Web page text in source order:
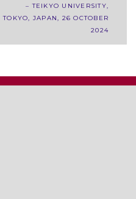
– TEIKYO UNIVERSITY,
TOKYO, JAPAN, 26 OCTOBER
2024